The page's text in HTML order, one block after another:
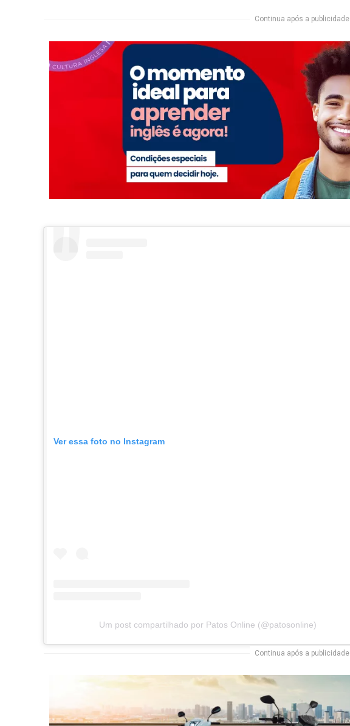
Continua após a publicidade
Ver essa foto no Instagram
Um post compartilhado por Patos Online (@patosonline)
Continua após a publicidade